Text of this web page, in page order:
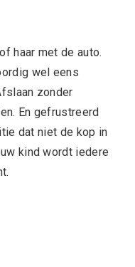
haar met de auto.
wel eens
zonder
En gefrustreerd
dat niet de kop in
kind wordt iedere